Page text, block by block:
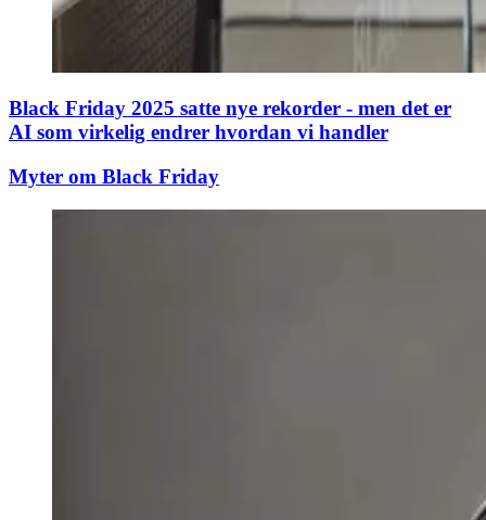
Black Friday 2025 satte nye rekorder - men det er
AI som virkelig endrer hvordan vi handler
Myter om Black Friday